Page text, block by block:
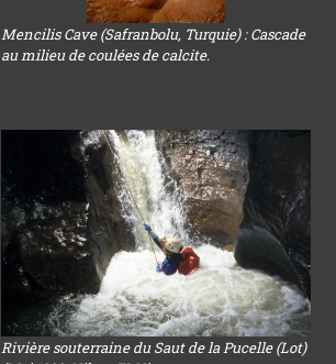
Mencilis Cave (Safranbolu, Turquie) : Cascade
au milieu de coulées de calcite.
Rivière souterraine du Saut de la Pucelle (Lot)